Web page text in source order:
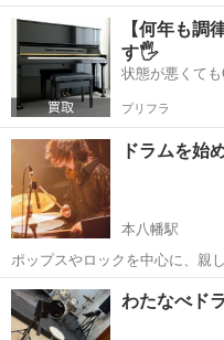
でご入会を希望される場合は、
す。 ・月曜 → 17:00～
千葉 鎌ケ谷市 鎌ヶ谷駅
【何年も調
す🖐️
状態が悪くて
プリフラ
ドラムを始
本八幡駅
ポップスやロックを中心に、親
ムレッスンを行っています。 ド
曲や映画主題歌などのタイアッ
た“生きたリズム感”を生徒にも伝
千葉 市川市 本八幡駅
わたなべド